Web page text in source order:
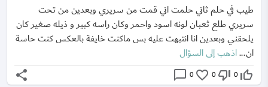
طيب في حلم ثاني حلمت اني قمت من سريري وبعدين من تحت
سريري طلع ثعبان لونه اسود واحمر وكان راسه كبير و ذيله صغير كان
يلحقني وبعدين انا انتبهت عليه بس ماكنت خايفة بالعكس كنت حاسة
ان...اذهب إلى السؤال
thumb_up_off_alt
0
thumb_down_off_alt
0
favorite_border
0
chat_bubble_outline
share